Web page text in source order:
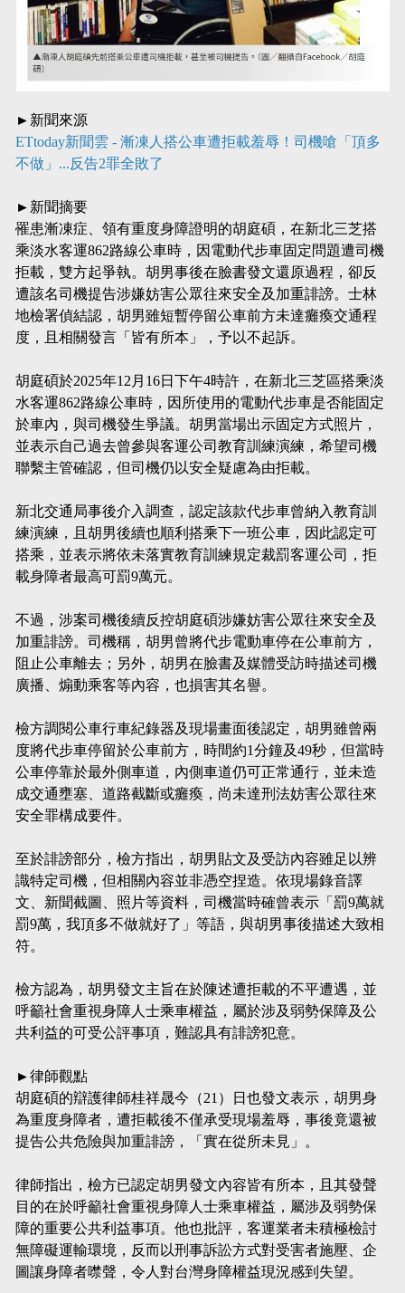
►新聞來源
ETtoday新聞雲 - 漸凍人搭公車遭拒載羞辱！司機嗆「頂多
不做」...反告2罪全敗了
►新聞摘要
罹患漸凍症、領有重度身障證明的胡庭碩，在新北三芝搭
乘淡水客運862路線公車時，因電動代步車固定問題遭司機
拒載，雙方起爭執。胡男事後在臉書發文還原過程，卻反
遭該名司機提告涉嫌妨害公眾往來安全及加重誹謗。士林
地檢署偵結認，胡男雖短暫停留公車前方未達癱瘓交通程
度，且相關發言「皆有所本」，予以不起訴。
胡庭碩於2025年12月16日下午4時許，在新北三芝區搭乘淡
水客運862路線公車時，因所使用的電動代步車是否能固定
於車內，與司機發生爭議。胡男當場出示固定方式照片，
並表示自己過去曾參與客運公司教育訓練演練，希望司機
聯繫主管確認，但司機仍以安全疑慮為由拒載。
新北交通局事後介入調查，認定該款代步車曾納入教育訓
練演練，且胡男後續也順利搭乘下一班公車，因此認定可
搭乘，並表示將依未落實教育訓練規定裁罰客運公司，拒
載身障者最高可罰9萬元。
不過，涉案司機後續反控胡庭碩涉嫌妨害公眾往來安全及
加重誹謗。司機稱，胡男曾將代步電動車停在公車前方，
阻止公車離去；另外，胡男在臉書及媒體受訪時描述司機
廣播、煽動乘客等內容，也損害其名譽。
檢方調閱公車行車紀錄器及現場畫面後認定，胡男雖曾兩
度將代步車停留於公車前方，時間約1分鐘及49秒，但當時
公車停靠於最外側車道，內側車道仍可正常通行，並未造
成交通壅塞、道路截斷或癱瘓，尚未達刑法妨害公眾往來
安全罪構成要件。
至於誹謗部分，檢方指出，胡男貼文及受訪內容雖足以辨
識特定司機，但相關內容並非憑空捏造。依現場錄音譯
文、新聞截圖、照片等資料，司機當時確曾表示「罰9萬就
罰9萬，我頂多不做就好了」等語，與胡男事後描述大致相
符。
檢方認為，胡男發文主旨在於陳述遭拒載的不平遭遇，並
呼籲社會重視身障人士乘車權益，屬於涉及弱勢保障及公
共利益的可受公評事項，難認具有誹謗犯意。
►律師觀點
胡庭碩的辯護律師桂祥晟今（21）日也發文表示，胡男身
為重度身障者，遭拒載後不僅承受現場羞辱，事後竟還被
提告公共危險與加重誹謗，「實在從所未見」。
律師指出，檢方已認定胡男發文內容皆有所本，且其發聲
目的在於呼籲社會重視身障人士乘車權益，屬涉及弱勢保
障的重要公共利益事項。他也批評，客運業者未積極檢討
無障礙運輸環境，反而以刑事訴訟方式對受害者施壓、企
圖讓身障者噤聲，令人對台灣身障權益現況感到失望。